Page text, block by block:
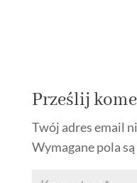
Prześlij
Twój adres email
Wymagane pola